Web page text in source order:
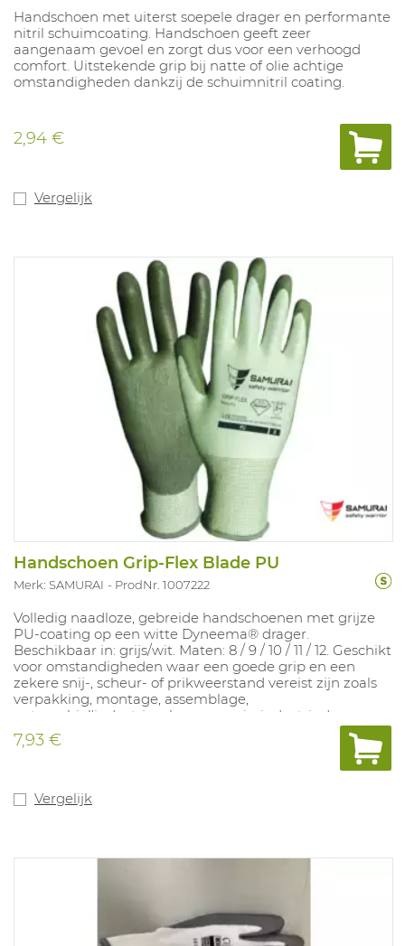
Handschoen met uiterst soepele drager en performante
nitril schuimcoating. Handschoen geeft zeer
aangenaam gevoel en zorgt dus voor een verhoogd
comfort. Uitstekende grip bij natte of olie achtige
omstandigheden dankzij de schuimnitril coating.
2,94 €
Vergelijk
Handschoen Grip-Flex Blade PU
Merk: SAMURAI ProdNr. 1007222
Volledig naadloze, gebreide handschoenen met grijze
PU-coating op een witte Dyneema® drager.
Beschikbaar in: grijs/wit. Maten: 8 / 9 / 10 / 11 / 12. Geschikt
voor omstandigheden waar een goede grip en een
zekere snij-, scheur- of prikweerstand vereist zijn zoals
verpakking, montage, assemblage,
automobiel'industrie, glas- en papierindustrie. In
overeenstemming met: EN388 4.X.4.2.B
7,93 €
Vergelijk